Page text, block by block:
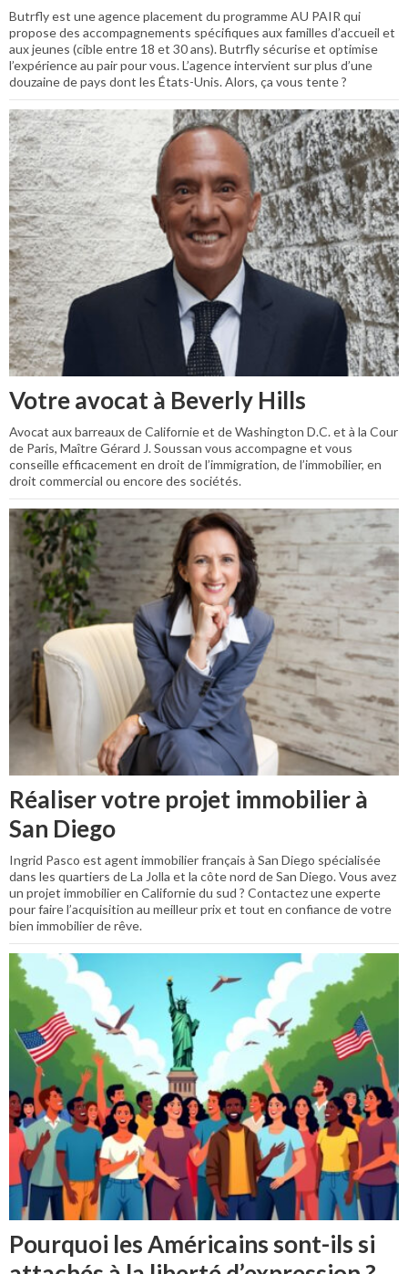
Butrfly est une agence placement du programme AU PAIR qui
propose des accompagnements spécifiques aux familles d’accueil et
aux jeunes (cible entre 18 et 30 ans). Butrfly sécurise et optimise
l’expérience au pair pour vous. L’agence intervient sur plus d’une
douzaine de pays dont les États-Unis. Alors, ça vous tente ?
Votre avocat à Beverly Hills
Avocat aux barreaux de Californie et de Washington D.C. et à la Cour
de Paris, Maître Gérard J. Soussan vous accompagne et vous
conseille efficacement en droit de l’immigration, de l’immobilier, en
droit commercial ou encore des sociétés.
Réaliser votre projet immobilier à
San Diego
Ingrid Pasco est agent immobilier français à San Diego spécialisée
dans les quartiers de La Jolla et la côte nord de San Diego. Vous avez
un projet immobilier en Californie du sud ? Contactez une experte
pour faire l’acquisition au meilleur prix et tout en confiance de votre
bien immobilier de rêve.
Pourquoi les Américains sont-ils si